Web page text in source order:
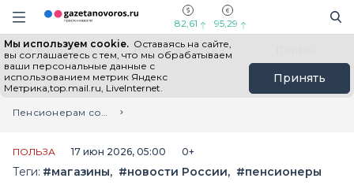
Информационный портал "ГазетаНоворос.ру"
Навигация сайта
82,61 95,29
Мы используем cookie. Оставаясь на сайте,
вы соглашаетесь с тем, что мы обрабатываем
ваши персональные данные с
использованием метрик Яндекс
Метрика,top.mail.ru, LiveInternet.
Принять
Все новости Новости России
Главная
Лента новостей
Пенсионерам советуют не ходить в магазины у дома: в чём причина и чем это грозит
ПОЛЬЗА 17 июн 2026, 05:00 0+
Теги: #магазины #новости России #пенсионеры